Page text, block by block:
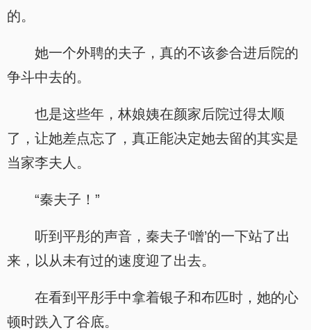
的。
她一个外聘的夫子，真的不该参合进后院的
争斗中去的。
也是这些年，林娘姨在颜家后院过得太顺
了，让她差点忘了，真正能决定她去留的其实是
当家李夫人。
“秦夫子！”
听到平彤的声音，秦夫子‘噌’的一下站了出
来，以从未有过的速度迎了出去。
在看到平彤手中拿着银子和布匹时，她的心
顿时跌入了谷底。